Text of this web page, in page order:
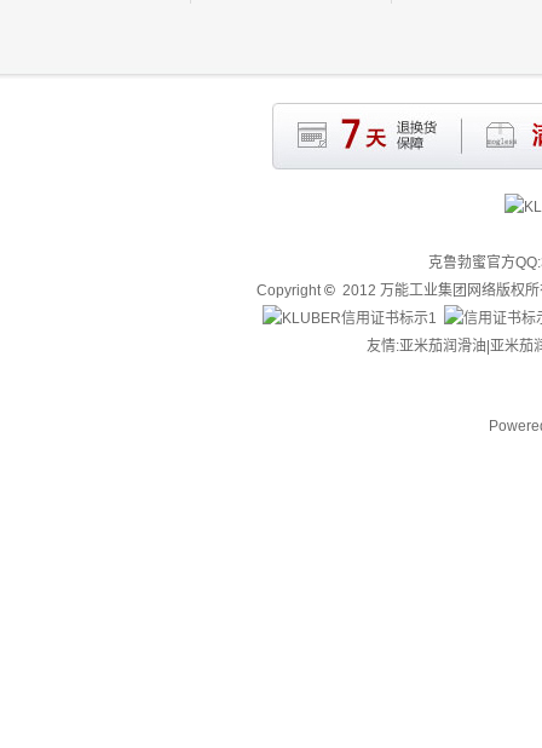
克鲁勃蜜官方
Copyright© 2012 万能工业集团网络版权
友情:亚米茄润滑油| 亚米茄